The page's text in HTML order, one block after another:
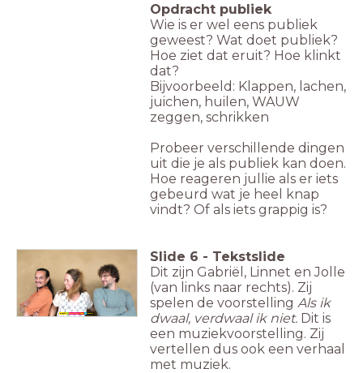
Opdracht publiek
Wie is er wel eens publiek
geweest? Wat doet publiek?
Hoe ziet dat eruit? Hoe klinkt
dat?
Bijvoorbeeld: Klappen, lachen,
juichen, huilen, WAUW
zeggen, schrikken
Probeer verschillende dingen
uit die je als publiek kan doen.
Hoe reageren jullie als er iets
gebeurd wat je heel knap
vindt? Of als iets grappig is?
Slide 6 - Tekstslide
Dit zijn Gabriël, Linnet en Jolle
(van links naar rechts). Zij
spelen de voorstelling Als ik
dwaal, verdwaal ik niet. Dit is
een muziekvoorstelling. Zij
vertellen dus ook een verhaal
met muziek.